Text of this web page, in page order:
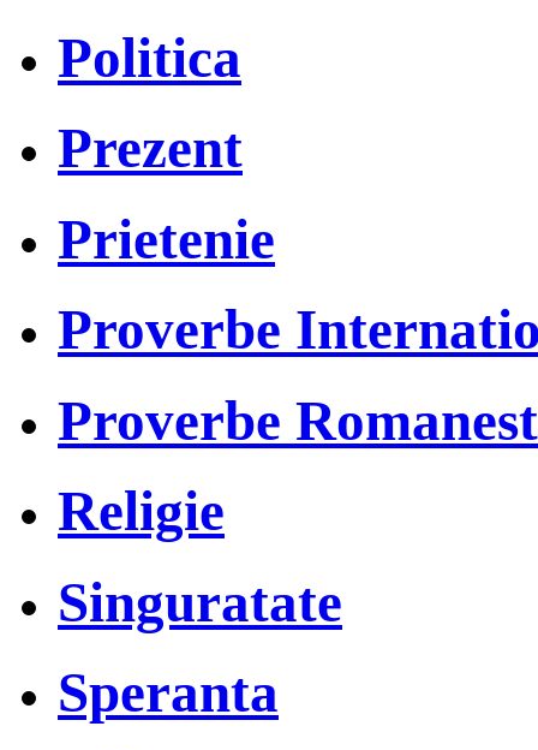
Politica
Prezent
Prietenie
Proverbe
Proverbe
Religie
Singuratate
Speranta